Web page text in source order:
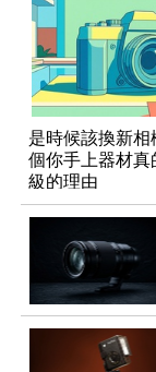
是時候該換新相
個你手上器材真
級的理由